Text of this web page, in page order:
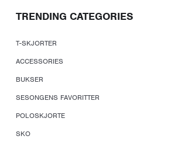
TRENDING CATEGORIES
T-SKJORTER
ACCESSORIES
BUKSER
SESONGENS FAVORITTER
POLOSKJORTE
SKO